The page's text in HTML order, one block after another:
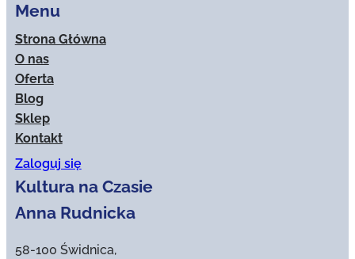
Menu
Strona Główna
O nas
Oferta
Blog
Sklep
Kontakt
Zaloguj się
Kultura na Czasie
Anna Rudnicka
58-100 Świdnica,